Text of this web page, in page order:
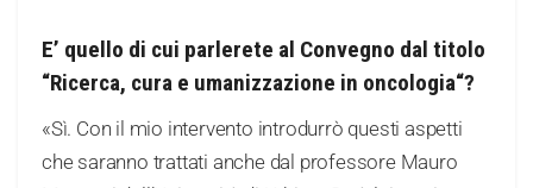
E’ quello di cui parlerete al Convegno dal titolo
“Ricerca, cura e umanizzazione in oncologia“?
«Sì. Con il mio intervento introdurrò questi aspetti
che saranno trattati anche dal professore Mauro